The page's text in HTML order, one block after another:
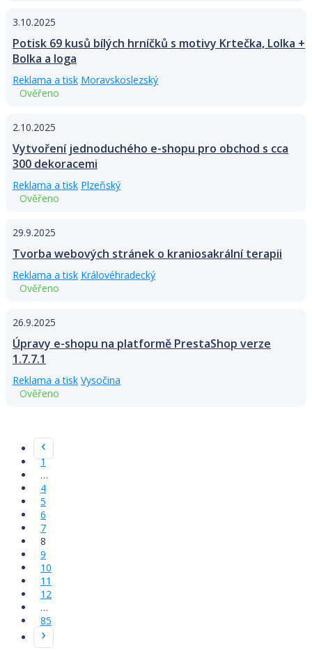
3.10.2025
Potisk 69 kusů bílých hrníčků s motivy Krtečka, Lolka +
Bolka a loga
Reklama a tisk Moravskoslezský
Ověřeno
2.10.2025
Vytvoření jednoduchého e-shopu pro obchod s cca
300 dekoracemi
Reklama a tisk Plzeňský
Ověřeno
29.9.2025
Tvorba webových stránek o kraniosakrální terapii
Reklama a tisk Královéhradecký
Ověřeno
26.9.2025
Úpravy e-shopu na platformě PrestaShop verze
1.7.7.1
Reklama a tisk Vysočina
Ověřeno
1
…
4
5
6
7
8
9
10
11
12
…
85